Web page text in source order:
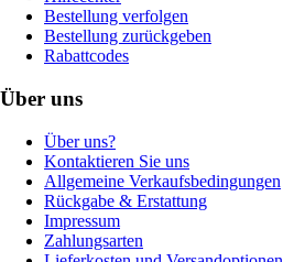
Bestellung verfolgen
Bestellung zurückgeben
Rabattcodes
Über uns
Über uns?
Kontaktieren Sie uns
Allgemeine Verkaufsbedingungen
Rückgabe & Erstattung
Impressum
Zahlungsarten